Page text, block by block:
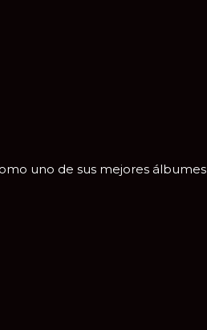
uno de sus mejores álbumes